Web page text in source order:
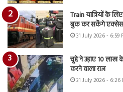
Train यात्रियों के
बुक कर सकेंगे
31 July 2026 - 6:59
चूहे ने उड़ाए 10 लाख
करने वाला राज
31 July 2026 - 6:26